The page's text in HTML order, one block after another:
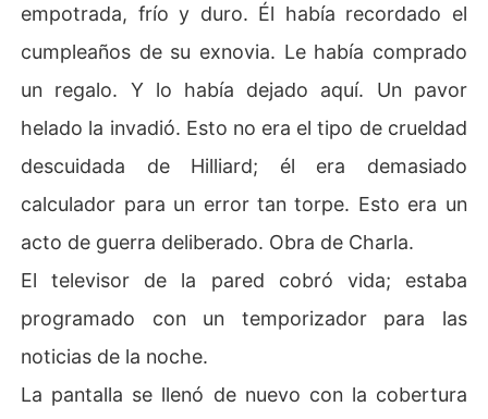
empotrada, frío y duro. Él había recordado el
cumpleaños de su exnovia. Le había comprado
un regalo. Y lo había dejado aquí. Un pavor
helado la invadió. Esto no era el tipo de crueldad
descuidada de Hilliard; él era demasiado
calculador para un error tan torpe. Esto era un
acto de guerra deliberado. Obra de Charla.
El televisor de la pared cobró vida; estaba
programado con un temporizador para las
noticias de la noche.
La pantalla se llenó de nuevo con la cobertura